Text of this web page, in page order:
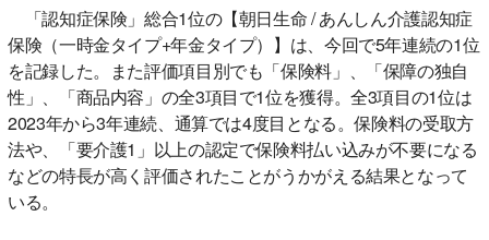
「認知症保険」総合1位の【朝日生命 / あんしん介護認知症
保険（一時金タイプ+年金タイプ）】は、今回で5年連続の1位
を記録した。また評価項目別でも「保険料」、「保障の独自
性」、「商品内容」の全3項目で1位を獲得。全3項目の1位は
2023年から3年連続、通算では4度目となる。保険料の受取方
法や、「要介護1」以上の認定で保険料払い込みが不要になる
などの特長が高く評価されたことがうかがえる結果となって
いる。